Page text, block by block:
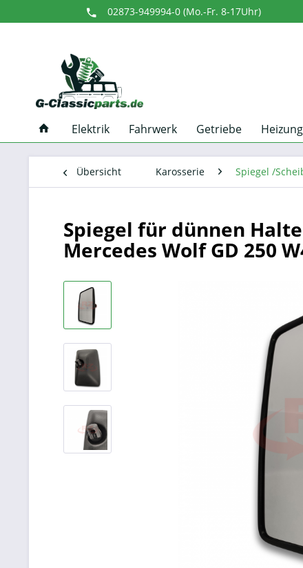
02873-949994-0 (Mo.-Fr. 8-17Uhr)
Elektrik Fahrwerk Getriebe
Übersicht Karosserie Spiegel /
Spiegel für dünnen
Mercedes Wolf GD 250